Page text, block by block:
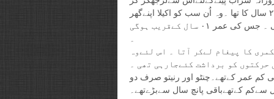
پیسےضرور لےجاتا تھا ۔ اُس کےچار بچےتھے۔ سب سےچھوٹا لڑکا ٢ سال کا تھا ۔وہ اُن سب کو اکیلا اپنےگھر
چھوڑ کر آتی تھی ۔ ان سب کا خیال اس کی بڑی لڑکی رکھتی تھی ۔ جس کی عمر ٠١ سال کےقریب ہوگی
۔
کا پیغام لےکر آتا ۔ اس لئےوہ
حرکتوں کو برداشت کئےجارہی تھی ۔
سےبھی کم عمر کےتھے۔چنٹو اور رنیتو صرف دو
سےکم کےتھےباقی پانچ سال سےبڑےتھے۔